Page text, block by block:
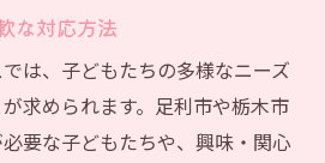
に根差すためのヒント
尊重したサービス提供
献活動の実施
ティとの信頼関係構築
な対応方法
は、子どもたちの多様なニーズ
求められます。足利市や栃木市
要な子どもたちや、興味・関心